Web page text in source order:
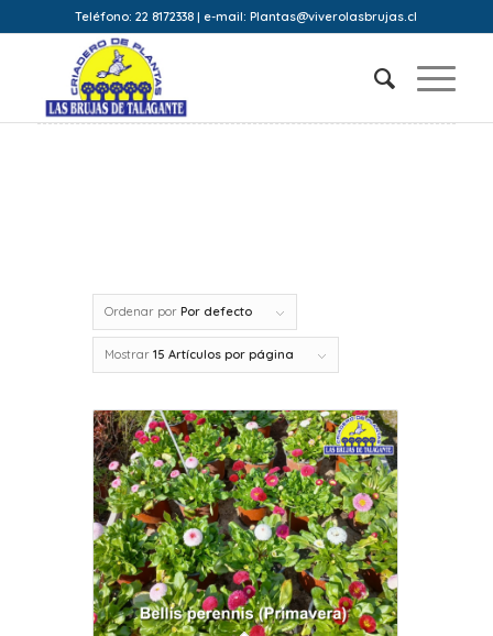
Teléfono: 22 8172338 | e-mail: Plantas@viverolasbrujas.cl
Ordenar por Por defecto
Mostrar 15 Artículos por página